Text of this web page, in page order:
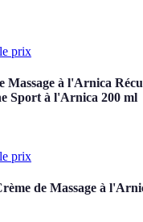
prix
Massage à l'Arnica
Sport à l'Arnica 200 ml
prix
de Massage à